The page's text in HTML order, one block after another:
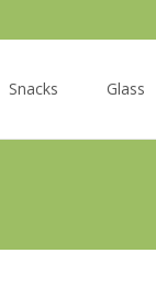
Snacks Glass